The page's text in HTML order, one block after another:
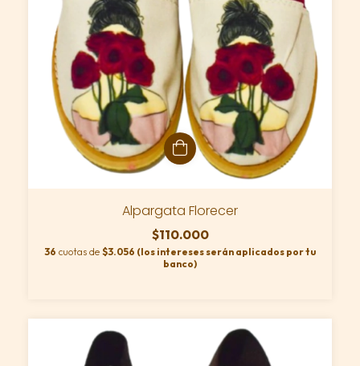
Alpargata Florecer
$110.000
36 cuotas de $3.056 (los intereses serán aplicados por tu
banco)